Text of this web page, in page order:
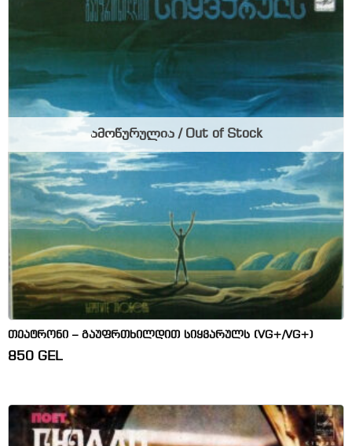
თეატრონი – გაუფრთხილდით სიყვარულს (VG+/VG+)
850 GEL
ამოწურულია / Out of Stock